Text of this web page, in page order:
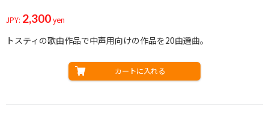
JPY: 2,300yen
トスティの歌曲作品で中声用向けの作品を20曲選曲。
カートに入れる